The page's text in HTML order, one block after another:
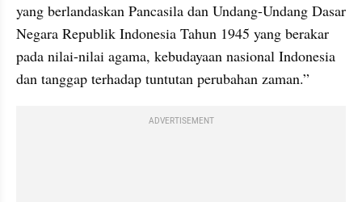
yang berlandaskan Pancasila dan Undang-Undang Dasar
Negara Republik Indonesia Tahun 1945 yang berakar
pada nilai-nilai agama, kebudayaan nasional Indonesia
dan tanggap terhadap tuntutan perubahan zaman.”
ADVERTISEMENT